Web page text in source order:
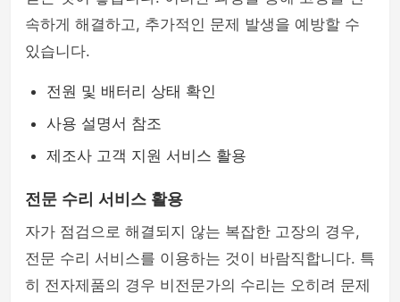
속하게 해결하고, 추가적인 문제 발생을 예방할 수
있습니다.
전원 및 배터리 상태 확인
사용 설명서 참조
제조사 고객 지원 서비스 활용
전문 수리 서비스 활용
자가 점검으로 해결되지 않는 복잡한 고장의 경우,
전문 수리 서비스를 이용하는 것이 바람직합니다. 특
히 전자제품의 경우 비전문가의 수리는 오히려 문제